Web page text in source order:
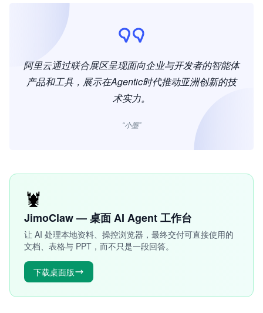
阿里云通过联合展区呈现面向企业与开发者的智能体
产品和工具，展示在Agentic时代推动亚洲创新的技
术实力。
“小墨”
🦞
JimoClaw — 桌面 AI Agent 工作台
让 AI 处理本地资料、操控浏览器，最终交付可直接使用的
文档、表格与 PPT，而不只是一段回答。
下载桌面版